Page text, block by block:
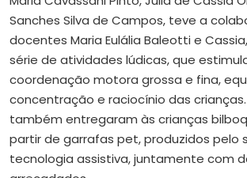
Sanches Silva de Campos, teve a
docentes Maria Eulália Baleotti e
série de atividades lúdicas, que
coordenação motora grossa e fina,
concentração e raciocínio das
também entregaram às crianças
partir de garrafas pet, produzidos pelo
tecnologia assistiva, juntamente com